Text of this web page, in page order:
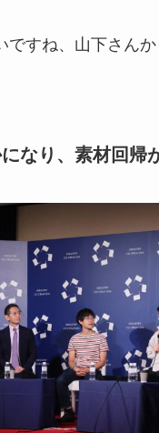
すね、山下さんか
なり、素材回帰